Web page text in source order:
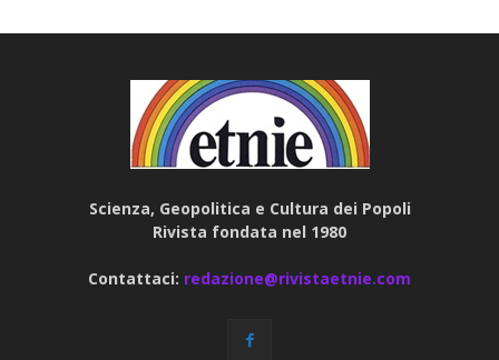
Scienza, Geopolitica e Cultura dei Popoli
Rivista fondata nel 1980
Contattaci: redazione@rivistaetnie.com